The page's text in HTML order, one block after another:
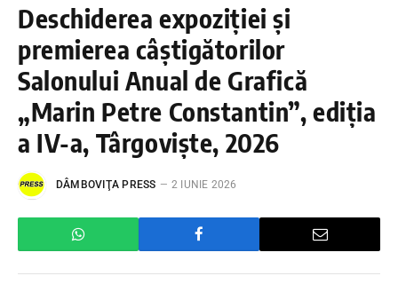
Deschiderea expoziției și
premierea câștigătorilor
Salonului Anual de Grafică
„Marin Petre Constantin”, ediția
a IV-a, Târgoviște, 2026
DÂMBOVIŢA PRESS 2 IUNIE 2026